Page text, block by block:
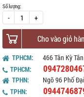
Số lượng:
- +
Cho vào giỏ
TPHCM:
466 Tân Kỳ
TPHCM:
TPHN:
Ngõ 96 Phố
TPHN: